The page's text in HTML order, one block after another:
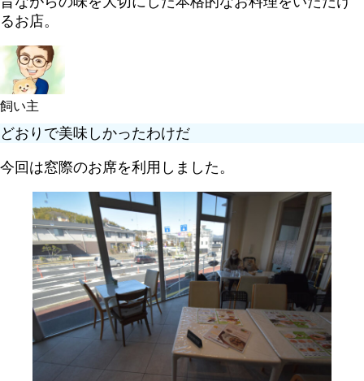
るお店。
飼い主
どおりで美味しかったわけだ
今回は窓際のお席を利用しました。